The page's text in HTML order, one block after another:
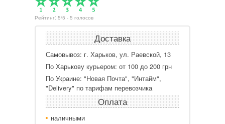
Рейтинг: 5/5 - 5 голосов
Доставка
Самовывоз: г. Харьков, ул. Раевской, 13
По Харькову курьером: от 100 до 200 грн
По Украине: "Новая Почта", "Интайм",
"Delivery" по тарифам перевозчика
Оплата
наличными